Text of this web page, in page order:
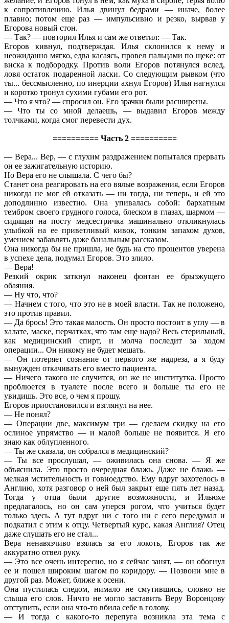
к сопротивлению. Илья двинул бедрами — иначе, более
плавно; потом еще раз — импульсивно и резко, вырвав у
Егорова новый стон.
— Так? — повторил Илья и сам же ответил: — Так.
Егоров кивнул, подтверждая. Илья склонился к нему и
неожиданно мягко, едва касаясь, провел пальцами по щеке: от
виска к подбородку. Против воли Егоров потянулся вслед,
ловя остаток подаренной ласки. Со следующим рывком (что
ты... бессмысленно, по инерции ахнул Егоров) Илья нагнулся
и коротко тронул сухими губами его рот.
— Что я что? — спросил он. Его зрачки были расширены.
— Что ты со мной делаешь, — выдавил Егоров между
толчками, когда смог перевести дух.
========== Часть 2 ==========
— Вера... Вер, — с глухим раздражением попытался прервать
он ее зажигательную историю.
Но Вера его не слышала. С чего бы?
Станет она реагировать на его вялые возражения, если Егоров
никогда не мог ей отказать — ни тогда, ни теперь, и ей это
доподлинно известно. Она упивалась собой: бархатным
тембром своего грудного голоса, блеском в глазах, шармом —
сидящая на посту медсестричка машинально откликнулась
улыбкой на ее приветливый кивок, тонким запахом духов,
умением забавлять даже банальным рассказом.
Она никогда бы не пришла, не будь на сто процентов уверена
в успехе дела, подумал Егоров. Это злило.
— Вера!
Резкий окрик заткнул наконец фонтан ее брызжущего
обаяния.
— Ну что, что?
— Начнем с того, что это не в моей власти. Так не положено,
это против правил.
— Да брось! Это такая малость. Он просто постоит в углу — в
халате, маске, перчатках, что там еще надо? Весь стерильный,
как медицинский спирт, и молча последит за ходом
операции... Он никому не будет мешать.
— Он потеряет сознание от первого же надреза, а я буду
вынужден откачивать его вместо пациента.
— Ничего такого не случится, он же не институтка. Просто
проблюется в туалете после всего и больше ты его не
увидишь. Это все, о чем я прошу.
Егоров приостановился и взглянул на нее.
— Не понял?
— Операции две, максимум три — сделаем скидку на его
ослиное упрямство — и малой больше не появится. Я его
знаю как облупленного.
— Ты же сказала, он собрался в медицинский?
— Ты все прослушал, — оживилась она снова. — Я же
объяснила. Это просто очередная блажь. Даже не блажь —
мелкая мстительность и говноедство. Ему вдруг захотелось в
Англию, хотя разговор о ней был закрыт еще пять лет назад.
Тогда у отца были другие возможности, и Ильюхе
предлагалось, но он сам уперся рогом, что учиться будет
только здесь. А тут вдруг ни с того ни с сего передумал и
подкатил с этим к отцу. Четвертый курс, какая Англия? Отец
даже слушать его не стал...
Вера ненавязчиво взялась за его локоть, Егоров так же
аккуратно отвел руку.
— Это все очень интересно, но я сейчас занят, — он обогнул
ее и пошел широким шагом по коридору. — Позвони мне в
другой раз. Может, ближе к осени.
Она пустилась следом, нимало не смутившись, словно не
слыша его слов. Ничто не могло заставить Веру Воронцову
отступить, если она что-то вбила себе в голову.
— И тогда с какого-то перепуга возникла эта тема с